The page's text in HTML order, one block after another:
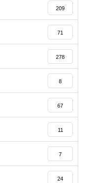
209
71
278
8
67
11
7
24